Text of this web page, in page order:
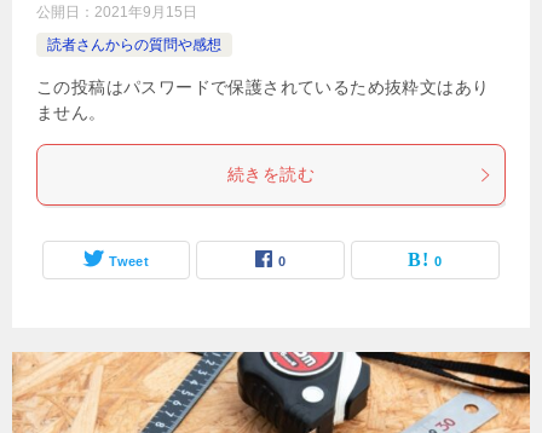
公開日： 2021年9月15日
読者さんからの質問や感想
この投稿はパスワードで保護されているため抜粋文はあり
ません。
続きを読む
Tweet 0 0